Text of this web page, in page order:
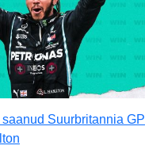
Suurbritannia GP